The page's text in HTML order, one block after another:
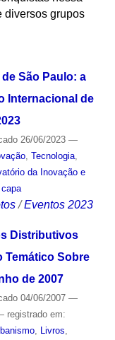
diversos grupos
São Paulo: a
Internacional de
26/06/2023 —
, Tecnologia,
da Inovação e
capa
/Eventos 2023
Distributivos
Temático Sobre
de 2007
04/06/2007 —
registrado em:
, Livros